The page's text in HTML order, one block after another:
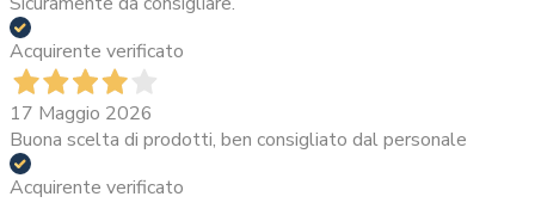
Acquirente verificato
17 Maggio 2026
Buona scelta di prodotti, ben consigliato dal personale
Acquirente verificato